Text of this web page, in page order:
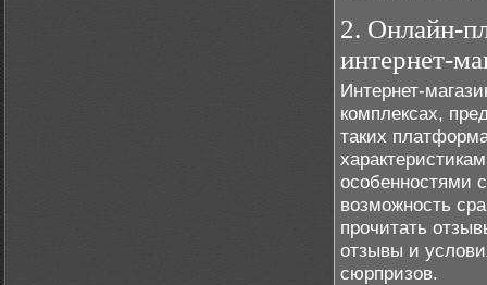
2. Онлайн-
интернет-
Интернет-
комплексах,
таких
особенностями
возможность
прочитать
отзывы и
сюрпризов.